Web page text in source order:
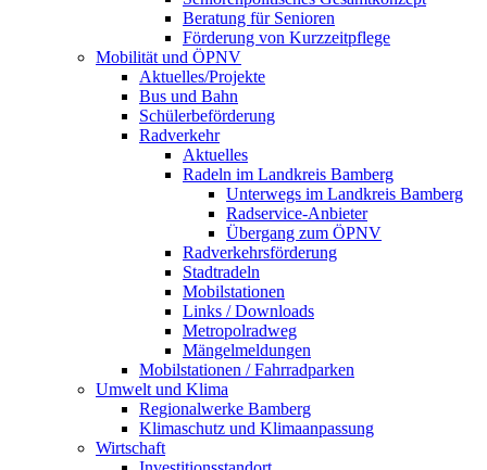
Beratung für Senioren
Förderung von Kurzzeitpflege
Mobilität und ÖPNV
Aktuelles/Projekte
Bus und Bahn
Schülerbeförderung
Radverkehr
Aktuelles
Radeln im Landkreis Bamberg
Unterwegs im Landkreis Bamberg
Radservice-Anbieter
Übergang zum ÖPNV
Radverkehrsförderung
Stadtradeln
Mobilstationen
Links / Downloads
Metropolradweg
Mängelmeldungen
Mobilstationen / Fahrradparken
Umwelt und Klima
Regionalwerke Bamberg
Klimaschutz und Klimaanpassung
Wirtschaft